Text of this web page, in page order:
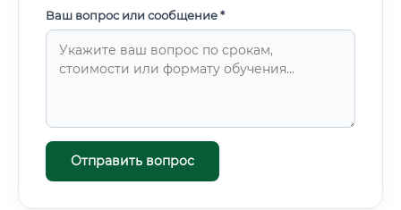
Ваш вопрос или сообщение *
Отправить вопрос